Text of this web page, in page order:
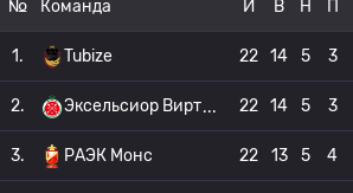
№ Команда И В Н П
1. Tubize 22 14 5 3
2. Эксельсиор Вирт 22 14 5 3
3. РАЭК Монс 22 13 5 4